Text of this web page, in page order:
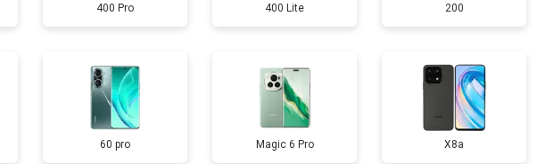
от 50 мин от 1750 ₽
от 90 мин от 3200 ₽
от 40 мин от 1400 ₽
400 Pro 400 Lite 200
60 pro Magic 6 Pro X8a